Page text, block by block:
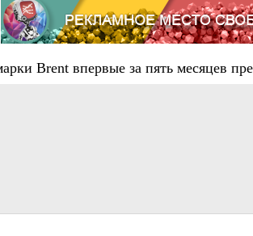
Brent впервые за пять месяцев